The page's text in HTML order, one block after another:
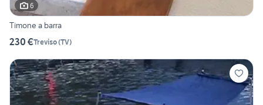
6
Timone a barra
230 €Treviso(TV)